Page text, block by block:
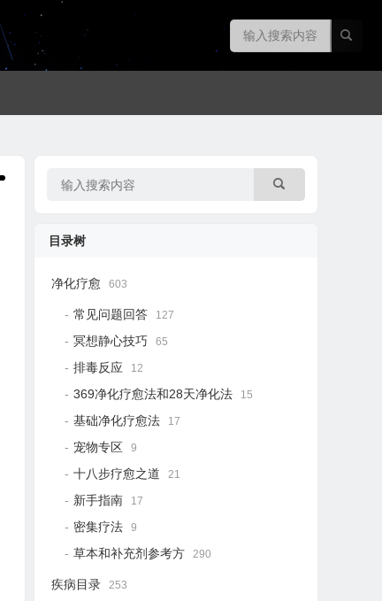
目录树
净化疗愈 603
常见问题回答 127
冥想静心技巧 65
排毒反应 12
369净化疗愈法和28天净化法 15
基础净化疗愈法 17
宠物专区 9
十八步疗愈之道 21
新手指南 17
密集疗法 9
草本和补充剂参考方 290
疾病目录 253